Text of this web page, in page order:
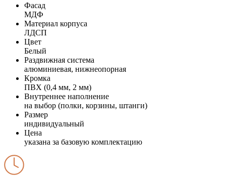
Фасад
МДФ
Материал корпуса
ЛДСП
Цвет
Белый
Раздвижная система
алюминиевая, нижнеопорная
Кромка
ПВХ (0,4 мм, 2 мм)
Внутреннее наполнение
на выбор (полки, корзины, штанги)
Размер
индивидуальный
Цена
указана за базовую комплектацию